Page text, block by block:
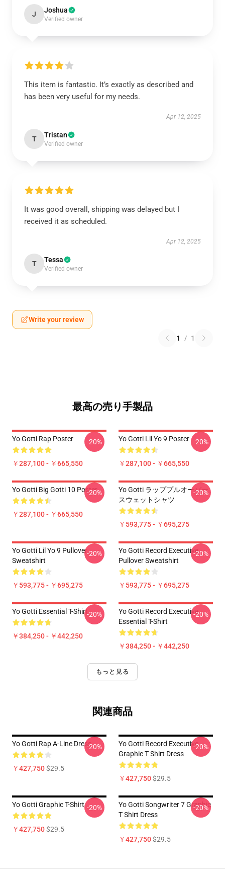
J Joshua
Verified owner
This item is fantastic. It’s exactly as described and
has been very useful for my needs.
Apr 12, 2025
T Tristan
Verified owner
It was good overall, shipping was delayed but I
received it as scheduled.
Apr 12, 2025
T Tessa
Verified owner
Write your review
1 / 1
最高の売り手製品
Yo Gotti Rap Poster
￥287,100 - ￥665,550
-20% Yo Gotti Lil Yo 9 Poster
￥287,100 - ￥665,550
-20%
Yo Gotti Big Gotti 10 Poster
￥287,100 - ￥665,550
-20%
Yo Gotti ラッププルオーバー
スウェットシャツ
￥593,775 - ￥695,275
-20%
Yo Gotti Lil Yo 9 Pullover
Sweatshirt
￥593,775 - ￥695,275
-20%
Yo Gotti Record Executive
Pullover Sweatshirt
￥593,775 - ￥695,275
-20%
Yo Gotti Essential T-Shirt
￥384,250 - ￥442,250
-20%
Yo Gotti Record Executive
Essential T-Shirt
￥384,250 - ￥442,250
-20%
もっと見る
関連商品
Yo Gotti Rap A-Line Dress
￥427,750$29.5
-20%
Yo Gotti Record Executive
Graphic T Shirt Dress
￥427,750$29.5
-20%
Yo Gotti Graphic T-Shirt
￥427,750$29.5
-20%
Yo Gotti Songwriter 7 Graphic
T Shirt Dress
￥427,750$29.5
-20%